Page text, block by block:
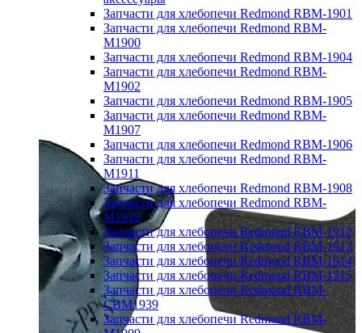
Запчасти для хлебопечи Redmond RBM-1901
Запчасти для хлебопечи Redmond RBM-
M1900
Запчасти для хлебопечи Redmond RBM-1904
Запчасти для хлебопечи Redmond RBM-
M1902
Запчасти для хлебопечи Redmond RBM-1905
Запчасти для хлебопечи Redmond RBM-
M1907
Запчасти для хлебопечи Redmond RBM-1906
Запчасти для хлебопечи Redmond RBM-
M1911
Запчасти для хлебопечи Redmond RBM-1908
Запчасти для хлебопечи Redmond RBM-
M1919
Запчасти для хлебопечи Redmond RBM-1912
Запчасти для хлебопечи Redmond RBM-1913
Запчасти для хлебопечи Redmond RBM-1914
Запчасти для хлебопечи Redmond RBM-1915
Запчасти для хлебопечи Redmond RBM-
CBM1939
Запчасти для хлебопечи Redmond RBM-